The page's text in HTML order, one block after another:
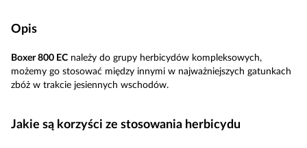
Opis
Boxer 800 EC należy do grupy herbicydów kompleksowych,
możemy go stosować między innymi w najważniejszych gatunkach
zbóż w trakcie jesiennych wschodów.
Jakie są korzyści ze stosowania herbicydu